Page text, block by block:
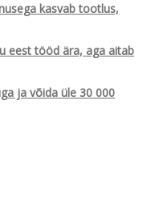
kasvab tootlus,
eest tööd ära, aga aitab
ja võida üle 30 000